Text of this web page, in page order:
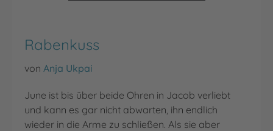
Rabenkuss
von Anja Ukpai
June ist bis über beide Ohren in Jacob verliebt
und kann es gar nicht abwarten, ihn endlich
wieder in die Arme zu schließen. Als sie aber